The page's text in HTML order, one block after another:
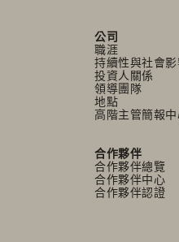
公司
職涯
持續性與社會影
投資人關係
領導團隊
地點
高階主管簡報
合作夥伴
合作夥伴總覽
合作夥伴中心
合作夥伴認證